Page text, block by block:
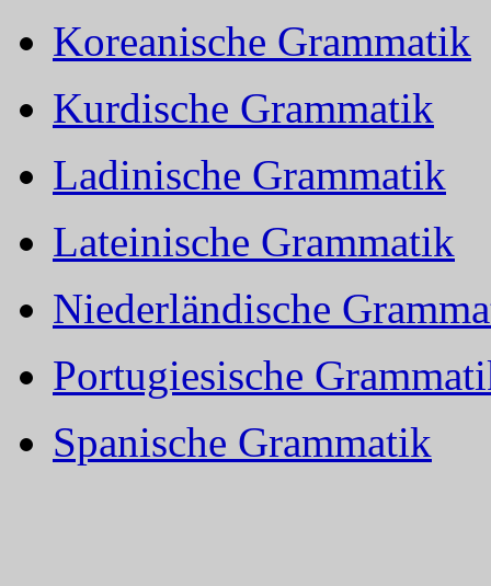
Koreanische Grammatik
Kurdische Grammatik
Ladinische Grammatik
Lateinische Grammatik
Niederländische
Portugiesische
Spanische Grammatik